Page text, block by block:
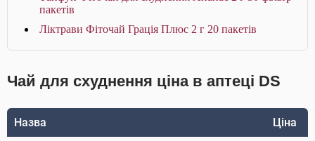
пакетів
Ліктрави Фіточай Грація Плюс 2 г 20 пакетів
Чай для схуднення ціна в аптеці DS
Назва Ціна